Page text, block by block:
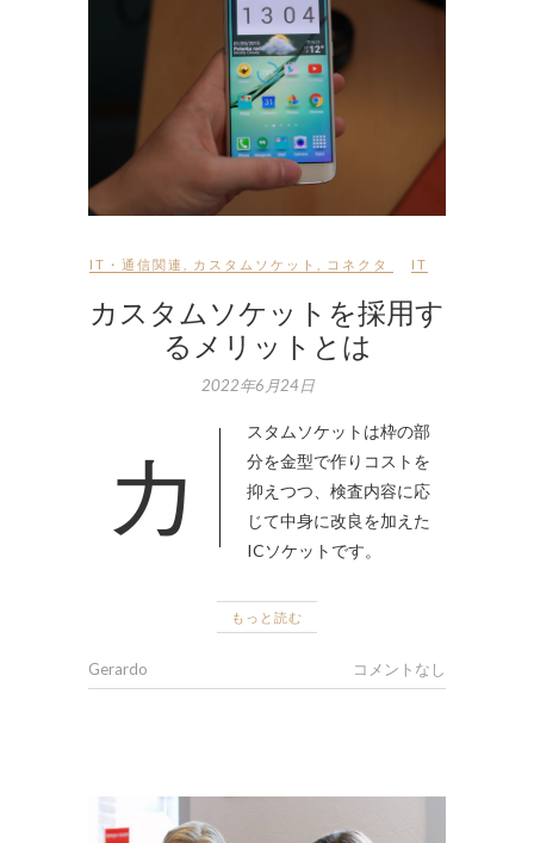
IT・通信関連 カスタムソケット コネクタ IT
カスタムソケットを採用す
るメリットとは
2022年6月24日
カスタムソケットは枠の部
分を金型で作りコストを
抑えつつ、検査内容に応
じて中身に改良を加えた
ICソケットです。
もっと読む
Gerardo コメントなし